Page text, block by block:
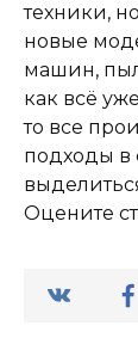
техники,
новые
машин,
как всё
то все
подходы в
Оцените